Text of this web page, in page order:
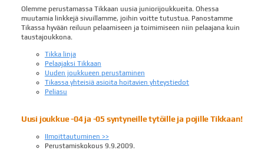
Olemme perustamassa Tikkaan uusia juniorijoukkueita. Ohessa
muutamia linkkejä sivuillamme, joihin voitte tutustua. Panostamme
Tikassa hyvään reiluun pelaamiseen ja toimimiseen niin pelaajana kuin
taustajoukkona.
Tikka linja
Pelaajaksi Tikkaan
Uuden joukkueen perustaminen
Tikassa yhteisiä asioita hoitavien yhteystiedot
Peliasu
Uusi joukkue -04 ja -05 syntyneille tytöille ja pojille Tikkaan!
IImoittautuminen >>
Perustamiskokous 9.9.2009.